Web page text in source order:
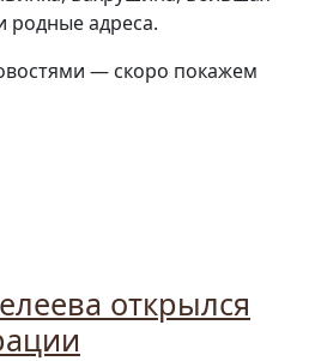
родные адреса.
— скоро покажем
окна на высоте 20+ метров от
окон для Усадьбы
открылся